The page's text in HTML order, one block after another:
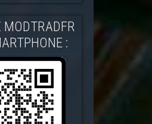
MODTRADFR
: